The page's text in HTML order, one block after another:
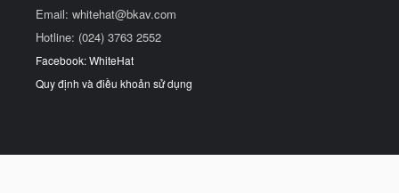
Email: whitehat@bkav.com
Hotline: (024) 3763 2552
Facebook: WhiteHat
Quy định và điều khoản sử dụng